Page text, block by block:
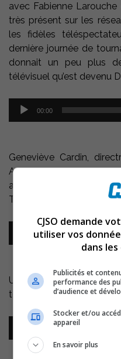
avec Fabienne Larouche
très présent sur les
les fidèles
dernière journée de
donnait un peu plus
télévisuel qu’est devenu
Lecteur
audio
00:00
Geneviève Cardin,
Aetios, et monsieur
avec les gens sur
Trudeau nous donne plus
00:00
Une relation de
tournage de District 31 :
Lecteur
CJSO demande
utiliser vos
dans
Publicités et
performance des
d’audience et
Stocker et/ou
appareil
En savoir plus